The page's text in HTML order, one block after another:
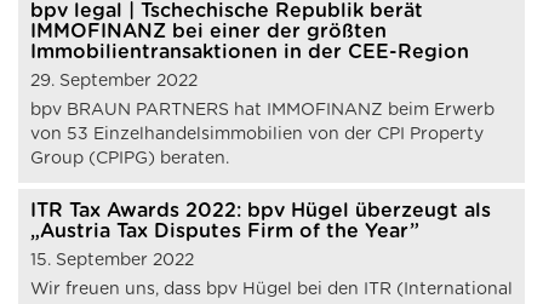
bpv legal | Tschechische Republik berät
IMMOFINANZ bei einer der größten
Immobilientransaktionen in der CEE-Region
29. September 2022
bpv BRAUN PARTNERS hat IMMOFINANZ beim Erwerb
von 53 Einzelhandelsimmobilien von der CPI Property
Group (CPIPG) beraten.
ITR Tax Awards 2022: bpv Hügel überzeugt als
„Austria Tax Disputes Firm of the Year”
15. September 2022
Wir freuen uns, dass bpv Hügel bei den ITR (International